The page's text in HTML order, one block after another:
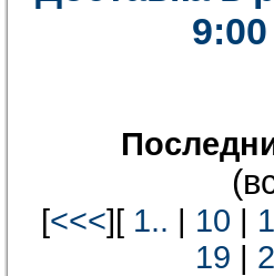
[<<<][ 1.. | 10 |
19 |